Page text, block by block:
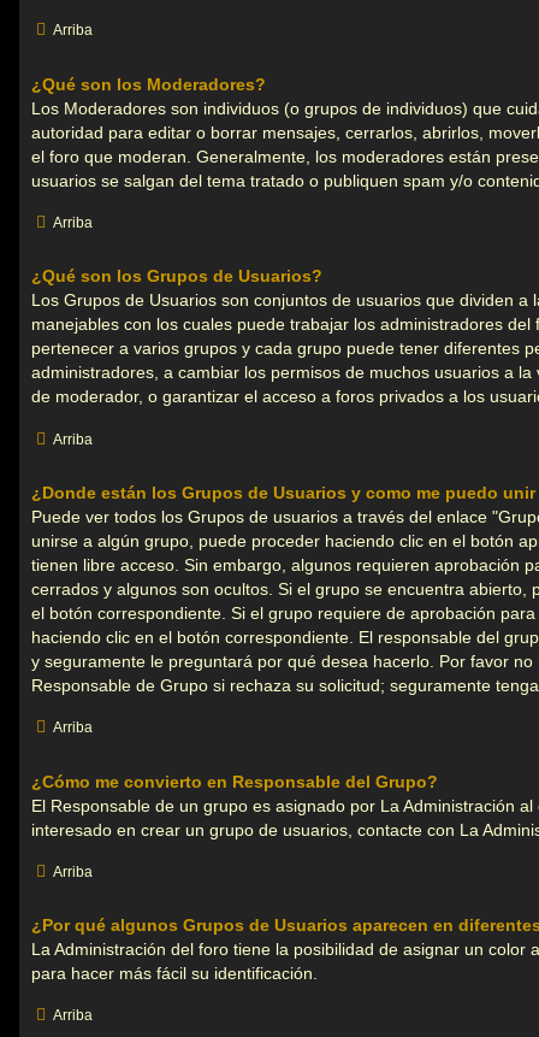
Arriba
¿Qué son los Moderadores?
Los Moderadores son individuos (o grupos de individuos) que
autoridad para editar o borrar mensajes, cerrarlos, abrirlos,
el foro que moderan. Generalmente, los moderadores están
usuarios se salgan del tema tratado o publiquen spam y/o
Arriba
¿Qué son los Grupos de Usuarios?
Los Grupos de Usuarios son conjuntos de usuarios que dividen a
manejables con los cuales puede trabajar los administradores
pertenecer a varios grupos y cada grupo puede tener diferentes
administradores, a cambiar los permisos de muchos usuarios a
de moderador, o garantizar el acceso a foros privados a los
Arriba
¿Donde están los Grupos de Usuarios y como me puedo
Puede ver todos los Grupos de usuarios a través del enlace
unirse a algún grupo, puede proceder haciendo clic en el botón
tienen libre acceso. Sin embargo, algunos requieren aprobación
cerrados y algunos son ocultos. Si el grupo se encuentra abierto,
el botón correspondiente. Si el grupo requiere de aprobación
haciendo clic en el botón correspondiente. El responsable del
y seguramente le preguntará por qué desea hacerlo. Por favor
Responsable de Grupo si rechaza su solicitud; seguramente
Arriba
¿Cómo me convierto en Responsable del Grupo?
El Responsable de un grupo es asignado por La Administración
interesado en crear un grupo de usuarios, contacte con La
Arriba
¿Por qué algunos Grupos de Usuarios aparecen en
La Administración del foro tiene la posibilidad de asignar un color
para hacer más fácil su identificación.
Arriba